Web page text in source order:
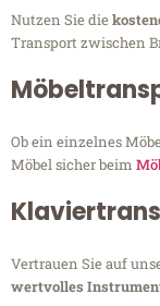
Nutzen Sie die
Transport zwischen
Ob ein einzelnes
Möbel sicher beim
Vertrauen Sie auf
wertvolles